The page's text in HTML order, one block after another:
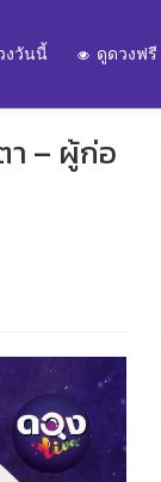
งวันนี้ ดูดวงฟรี
า – ผู้ก่อ